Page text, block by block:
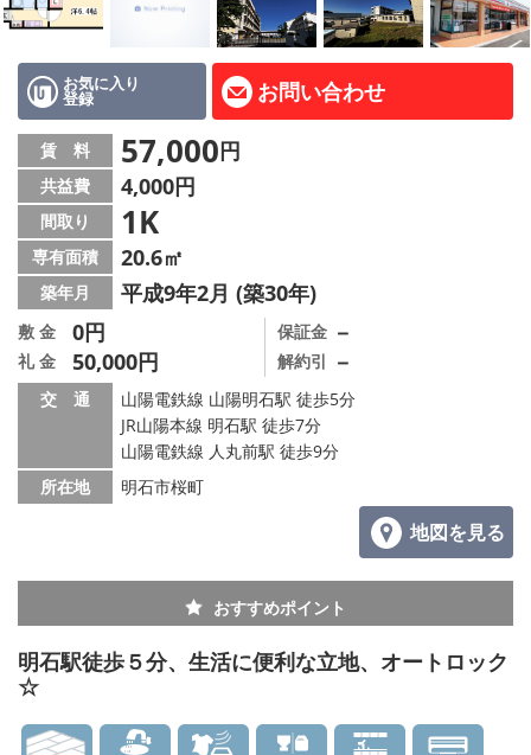
地図から探す
スタッフ紹介
Instagram
店舗情報·アクセス
会社概要
メールでお問い合わせ
お気に入り
登録 お問い合わせ
賃 料 57,000円
共益費 4,000円
間取り 1K
専有面積 20.6㎡
築年月 平成9年2月 (築30年)
敷 金 0円
礼 金 50,000円
保証金 －
解約引 －
交 通
山陽電鉄線 山陽明石駅 徒歩5分
JR山陽本線 明石駅 徒歩7分
山陽電鉄線 人丸前駅 徒歩9分
所在地
明石市桜町
地図を見る
おすすめポイント
明石駅徒歩５分、生活に便利な立地、オートロック
☆